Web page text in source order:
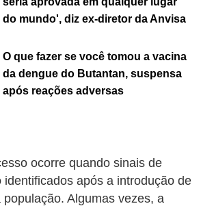
do mundo', diz ex-diretor da Anvisa
O que fazer se você tomou a vacina
da dengue do Butantan, suspensa
após reações adversas
ocorre quando sinais de
identificados após a introdução de
população. Algumas vezes, a